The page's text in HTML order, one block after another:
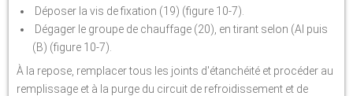
Déposer la vis de fixation (19) (figure 10-7).
Dégager le groupe de chauffage (20), en tirant selon (Al puis
(B) (figure 10-7).
À la repose, remplacer tous les joints d'étanchéité et procéder au
remplissage et à la purge du circuit de refroidissement et de